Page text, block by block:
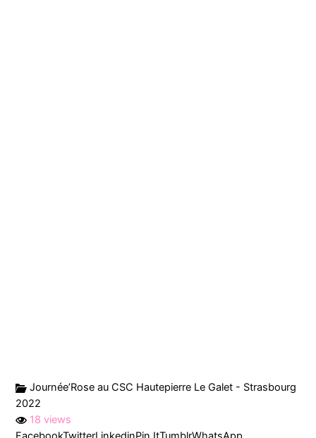
Journée’Rose au CSC Hautepierre Le Galet - Strasbourg
2022
18 views